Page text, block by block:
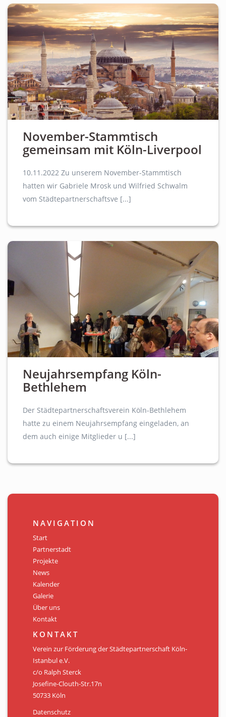
November-Stammtisch
gemeinsam mit Köln-Liverpool
10.11.2022 Zu unserem November-Stammtisch
hatten wir Gabriele Mrosk und Wilfried Schwalm
vom Städtepartnerschaftsve [...]
Neujahrsempfang Köln-
Bethlehem
Der Städtepartnerschaftsverein Köln-Bethlehem
hatte zu einem Neujahrsempfang eingeladen, an
dem auch einige Mitglieder u [...]
NAVIGATION
Start
Partnerstadt
Projekte
News
Kalender
Galerie
Über uns
Kontakt
KONTAKT
Verein zur Förderung der Städtepartnerschaft Köln-
Istanbul e.V.
c/o Ralph Sterck
Josefine-Clouth-Str.17n
50733 Köln
Datenschutz